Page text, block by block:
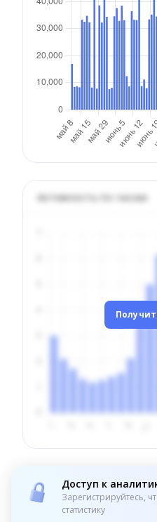
Активность по часам
Доступ к
Зарегистрируйтесь,
статистику